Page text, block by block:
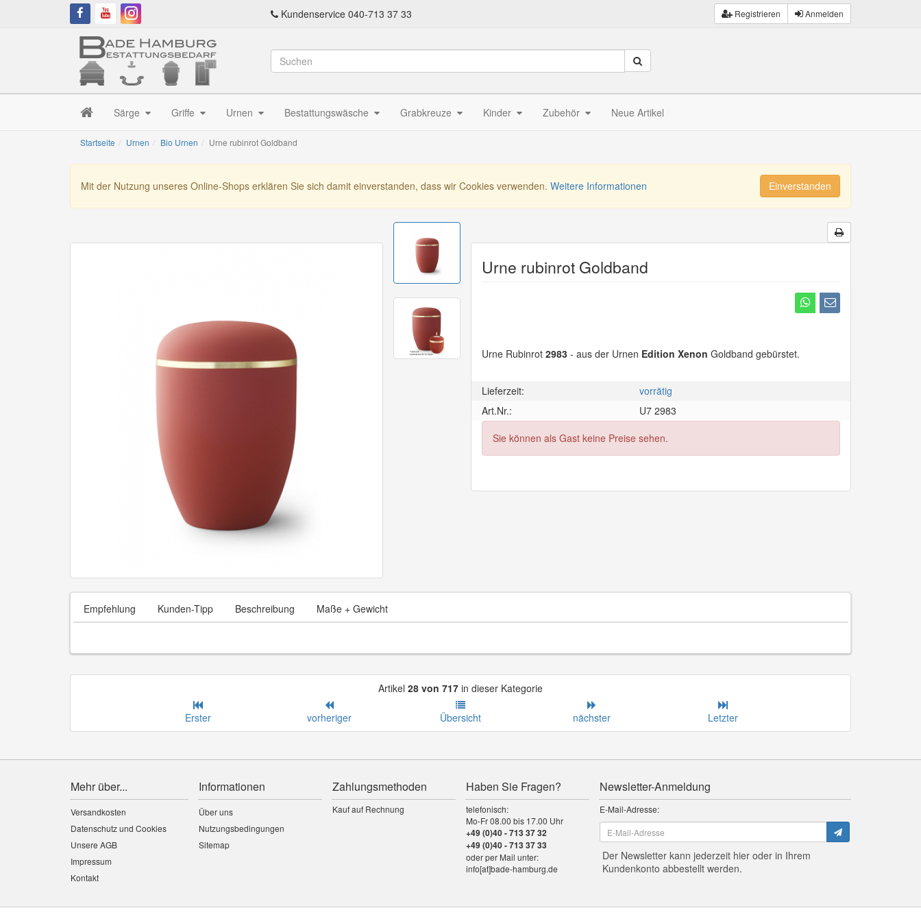
Kundenservice 040-713 37 33 Registrieren Anmelden
Särge Griffe Urnen Bestattungswäsche Grabkreuze Kinder Zubehör Neue Artikel
Startseite Urnen Bio Urnen Urne rubinrot Goldband
Mit der Nutzung unseres Online-Shops erklären Sie sich damit einverstanden, dass wir Cookies verwenden. Weitere Informationen Einverstanden
Urne rubinrot Goldband
Urne Rubinrot 2983 - aus der Urnen Edition Xenon Goldband gebürstet.
Lieferzeit:
vorrätig
Art.Nr.:
U7 2983
Sie können als Gast keine Preise sehen.
Empfehlung Kunden-Tipp Beschreibung Maße + Gewicht
Artikel 28 von 717 in dieser Kategorie
Erster vorheriger Übersicht nächster Letzter
Mehr über...
Versandkosten
Datenschutz und Cookies
Unsere AGB
Impressum
Kontakt
Informationen
Über uns
Nutzungsbedingungen
Sitemap
Zahlungsmethoden
Kauf auf Rechnung
Haben Sie Fragen?
telefonisch:
Mo-Fr 08.00 bis 17.00 Uhr
+49 (0)40 - 713 37 32
+49 (0)40 - 713 37 33
oder per Mail unter:
info[at]bade-hamburg.de
Newsletter-Anmeldung
E-Mail-Adresse:
Der Newsletter kann jederzeit hier oder in Ihrem
Kundenkonto abbestellt werden.